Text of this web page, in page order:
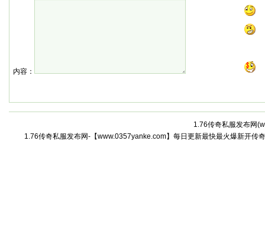
内容：
1.76传奇私服发布网(
1.76传奇私服发布网-【www.0357yanke.com】每日更新最快最火爆新开传